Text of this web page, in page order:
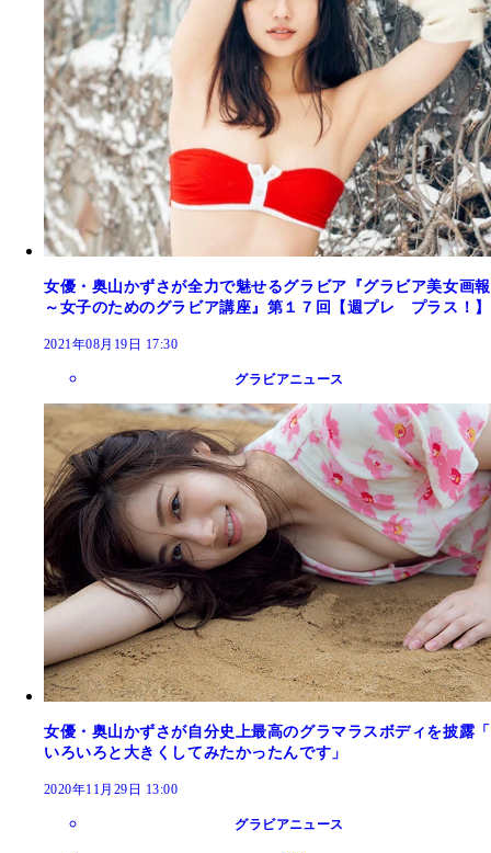
女優・奥山かずさが全力で魅せるグラビア『グラビア美女画報
～女子のためのグラビア講座』第１７回【週プレ プラス！】
2021年08月19日 17:30
グラビアニュース
女優・奥山かずさが自分史上最高のグラマラスボディを披露「
いろいろと大きくしてみたかったんです」
2020年11月29日 13:00
グラビアニュース